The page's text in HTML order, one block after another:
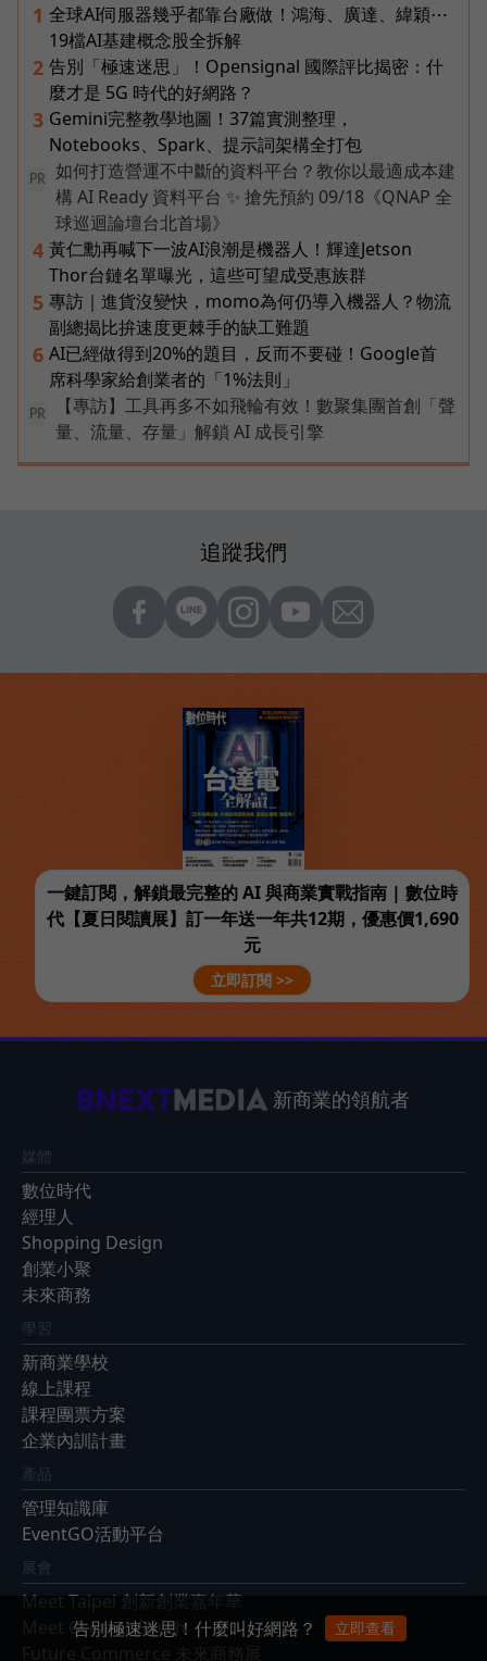
1 全球AI伺服器幾乎都靠台廠做！鴻海、廣達、緯穎⋯
19檔AI基建概念股全拆解
2 告別「極速迷思」！Opensignal 國際評比揭密：什
麼才是 5G 時代的好網路？
3 Gemini完整教學地圖！37篇實測整理，
Notebooks、Spark、提示詞架構全打包
PR
如何打造營運不中斷的資料平台？教你以最適成本建
構 AI Ready 資料平台 ✨ 搶先預約 09/18《QNAP 全
球巡迴論壇台北首場》
4 黃仁勳再喊下一波AI浪潮是機器人！輝達Jetson
Thor台鏈名單曝光，這些可望成受惠族群
5 專訪｜進貨沒變快，momo為何仍導入機器人？物流
副總揭比拚速度更棘手的缺工難題
6 AI已經做得到20%的題目，反而不要碰！Google首
席科學家給創業者的「1%法則」
PR
【專訪】工具再多不如飛輪有效！數聚集團首創「聲
量、流量、存量」解鎖 AI 成長引擎
追蹤我們
一鍵訂閱，解鎖最完整的 AI 與商業實戰指南 | 數位時
代【夏日閱讀展】訂一年送一年共12期，優惠價1,690
元
立即訂閱 >>
新商業的領航者
媒體
數位時代
經理人
Shopping Design
創業小聚
未來商務
學習
新商業學校
線上課程
課程團票方案
企業內訓計畫
產品
管理知識庫
EventGO活動平台
展會
Meet Taipei 創新創業嘉年華
Meet Greater South
告別極速迷思！什麼叫好網路？ 立即查看